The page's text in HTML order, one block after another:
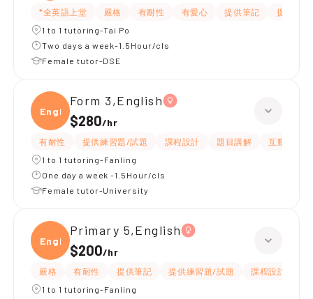
*全英語上堂 嚴格 有耐性 有愛心 提供筆記
提供練
1 to 1 tutoring-Tai Po
Two days a week-1.5Hour/cls
Female tutor-DSE
Engli
Form 3,English
$280/hr
有耐性 提供練習題/試題 課程設計 題目講解
互動教學
1 to 1 tutoring-Fanling
One day a week -1.5Hour/cls
Female tutor-University
Engli
Primary 5,English
$200/hr
嚴格 有耐性 提供筆記 提供練習題/試題 課程設計
1 to 1 tutoring-Fanling